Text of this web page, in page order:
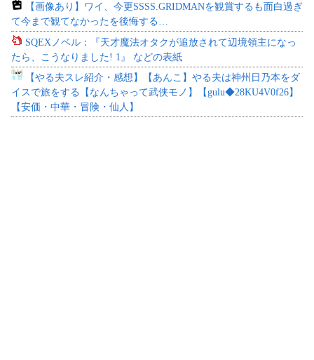
【画像あり】ワイ、今更SSSS.GRIDMANを観賞するも面白過ぎ
て今まで観てなかったを後悔する…
SQEXノベル：『天才魔法オタクが追放されて辺境領主になっ
たら、こうなりました! 1』 などの表紙
【やる夫スレ紹介・感想】【あんこ】やる夫は神州日乃本をダ
イスで旅をする【なんちゃって武侠モノ】【gulu◆28KU4V0f26】
【安価・中華・冒険・仙人】